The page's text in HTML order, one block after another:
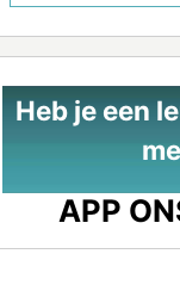
Heb je een
APP